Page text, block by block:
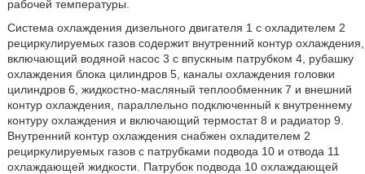
рабочей температуры.
Система охлаждения дизельного двигателя 1 с охладителем 2
рециркулируемых газов содержит внутренний контур охлаждения,
включающий водяной насос 3 с впускным патрубком 4, рубашку
охлаждения блока цилиндров 5, каналы охлаждения головки
цилиндров 6, жидкостно-масляный теплообменник 7 и внешний
контур охлаждения, параллельно подключенный к внутреннему
контуру охлаждения и включающий термостат 8 и радиатор 9.
Внутренний контур охлаждения снабжен охладителем 2
рециркулируемых газов с патрубками подвода 10 и отвода 11
охлаждающей жидкости. Патрубок подвода 10 охлаждающей